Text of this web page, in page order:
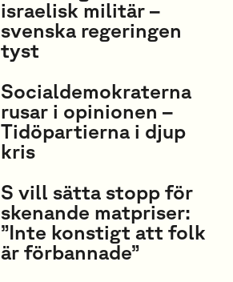
israelisk militär –
svenska regeringen
tyst
Socialdemokraterna
rusar i opinionen –
Tidöpartierna i djup
kris
S vill sätta stopp för
skenande matpriser:
”Inte konstigt att folk
är förbannade”